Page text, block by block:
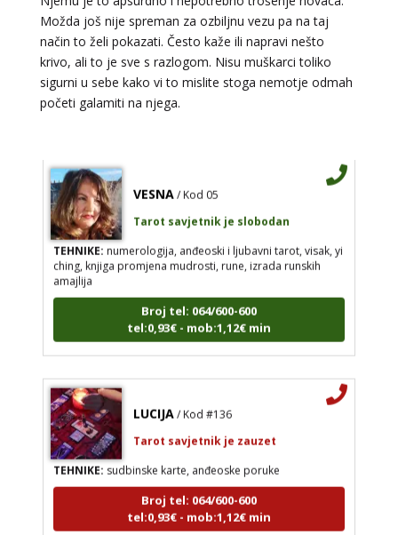
Možda još nije spreman za ozbiljnu vezu pa na taj
način to želi pokazati. Često kaže ili napravi nešto
krivo, ali to je sve s razlogom. Nisu muškarci toliko
sigurni u sebe kako vi to mislite stoga nemotje odmah
početi galamiti na njega.
TEHNIKE:
astrologija, tarot, numerološki tarot, visak, feng
shui numerologija, anđeoski brojevi, tumačenje snova,
rune, kristali, reiki, terapija bojama, anđeoske karte,
iscjeljivanje anđeoskim energijama
Broj tel: 064/600-600
tel:0,93€ - mob:1,12€ min
VESNA / Kod 05
Tarot savjetnik je slobodan
TEHNIKE:numerologija, anđeoski i ljubavni tarot, visak, yi
ching, knjiga promjena mudrosti, rune, izrada runskih
amajlija
Broj tel: 064/600-600
tel:0,93€ - mob:1,12€ min
LUCIJA / Kod #136
Tarot savjetnik je zauzet
TEHNIKE:sudbinske karte, anđeoske poruke
Broj tel: 064/600-600
tel:0,93€ - mob:1,12€ min